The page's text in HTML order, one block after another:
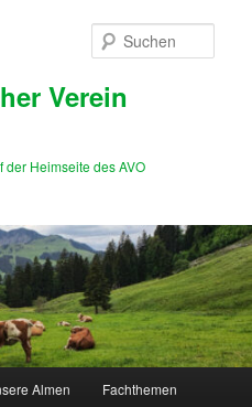
Verein
Heimseite des AVO
Almen Fachthemen